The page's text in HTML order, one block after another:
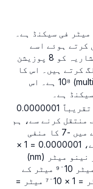
روشنی کی رفتار تقریباً 300,000,000 میٹر فی سیکنڈ ہے۔
کرتے ہوئے اسے
معیاری شکل میں تبدیل کریں۔ مضمر اعشاریہ کو 8 پوزیشن
جا کر، ہم ہندسہ 3 کو الگ کرتے ہیں۔ اس کا
مطلب ہے کہ ہمارا ضرب دینے والا (multiplier) 10⁸ ہے۔ اس
سارس-کوو-2 (COVID-19) وائرس کا قطر تقریباً 0.0000001
دائیں طرف منتقل کرنے سے، ہم
ہندسہ 1 کو الگ کرتے ہیں، جس کے نتیجے میں -7 کا منفی
ایکسپوننٹ (exponent) آتا ہے۔ اس لیے، 0.0000001 = 1 ×
10⁻⁷۔ اکثر، اس طرح کے خوردبینی سائز نینو میٹر (nm)
میں ظاہر کیے جاتے ہیں، جہاں 1 نینو میٹر 10⁻⁹ میٹر کے
برابر ہوتا ہے۔ لہذا، 0.0000001 میٹر = 1 × 10⁻⁷ میٹر =